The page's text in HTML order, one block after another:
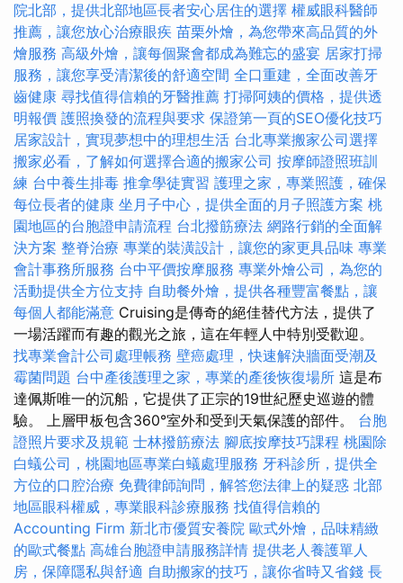
院北部，提供北部地區長者安心居住的選擇 權威眼科醫師
推薦，讓您放心治療眼疾 苗栗外燴，為您帶來高品質的外
燴服務 高級外燴，讓每個聚會都成為難忘的盛宴 居家打掃
服務，讓您享受清潔後的舒適空間 全口重建，全面改善牙
齒健康 尋找值得信賴的牙醫推薦 打掃阿姨的價格，提供透
明報價 護照換發的流程與要求 保證第一頁的SEO優化技巧
居家設計，實現夢想中的理想生活 台北專業搬家公司選擇
搬家必看，了解如何選擇合適的搬家公司 按摩師證照班訓
練 台中養生排毒 推拿學徒實習 護理之家，專業照護，確保
每位長者的健康 坐月子中心，提供全面的月子照護方案 桃
園地區的台胞證申請流程 台北撥筋療法 網路行銷的全面解
決方案 整脊治療 專業的裝潢設計，讓您的家更具品味 專業
會計事務所服務 台中平價按摩服務 專業外燴公司，為您的
活動提供全方位支持 自助餐外燴，提供各種豐富餐點，讓
每個人都能滿意 Cruising是傳奇的絕佳替代方法，提供了
一場活躍而有趣的觀光之旅，這在年輕人中特別受歡迎。
找專業會計公司處理帳務 壁癌處理，快速解決牆面受潮及
霉菌問題 台中產後護理之家，專業的產後恢復場所 這是布
達佩斯唯一的沉船，它提供了正宗的19世紀歷史巡遊的體
驗。 上層甲板包含360°室外和受到天氣保護的部件。 台胞
證照片要求及規範 士林撥筋療法 腳底按摩技巧課程 桃園除
白蟻公司，桃園地區專業白蟻處理服務 牙科診所，提供全
方位的口腔治療 免費律師詢問，解答您法律上的疑惑 北部
地區眼科權威，專業眼科診療服務 找值得信賴的
Accounting Firm 新北市優質安養院 歐式外燴，品味精緻
的歐式餐點 高雄台胞證申請服務詳情 提供老人養護單人
房，保障隱私與舒適 自助搬家的技巧，讓你省時又省錢 長